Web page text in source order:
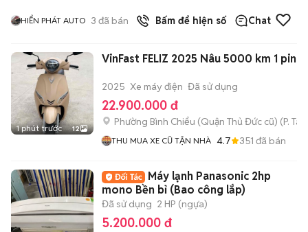
HIỂN PHÁT AUTO 3 đã bán Bấm để hiện số Chat
1 phút trước 12
VinFast FELIZ 2025 Nâu 5000 km 1 pin
2025 Xe máy điện Đã sử dụng
22.900.000 đ
Phường Bình Chiểu (Quận Thủ Đức cũ) (P.
THU MUA XE CŨ TẬN NHÀ 4.7 351 đã bán
Máy lạnh Panasonic 2hp
mono Bền bỉ (Bao công lắp)
Đã sử dụng 2 HP (ngựa)
5.200.000 đ